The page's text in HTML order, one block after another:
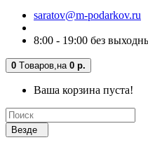
saratov@m-podarkov.ru
8:00 - 19:00 без
0 Tоваров, на 0 р.
Ваша корзина пуста!
Везде